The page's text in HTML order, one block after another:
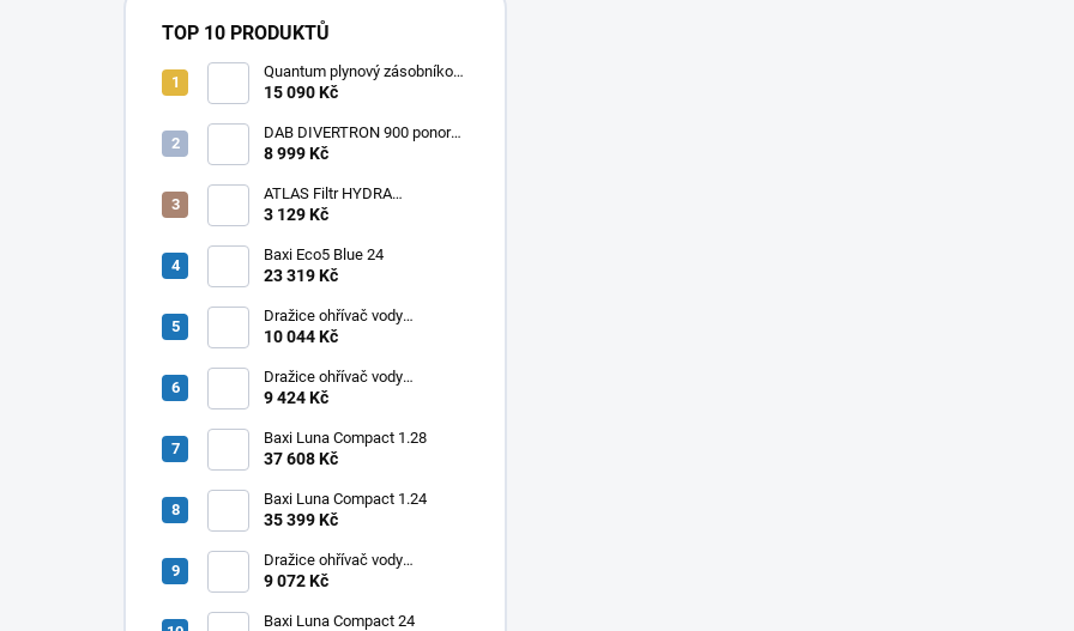
TOP 10 PRODUKTŮ
Quantum plynový zásobníkový
ohřívač Q7 EU 30 NORS/E 115l
15 090 Kč
DAB DIVERTRON 900 ponorné
6" čerpadlo do vrtů a studní
8 999 Kč
ATLAS Filtr HYDRA
RAINMASTER TRIO RSH 1" +
3 129 Kč
Baxi Eco5 Blue 24
23 319 Kč
Dražice ohřívač vody
elektrický svislý OKHE ONE/E
10 044 Kč
Dražice ohřívač vody
elektrický svislý OKHE ONE/E
9 424 Kč
Baxi Luna Compact 1.28
37 608 Kč
Baxi Luna Compact 1.24
35 399 Kč
Dražice ohřívač vody
elektrický svislý OKHE ONE/E
9 072 Kč
Baxi Luna Compact 24